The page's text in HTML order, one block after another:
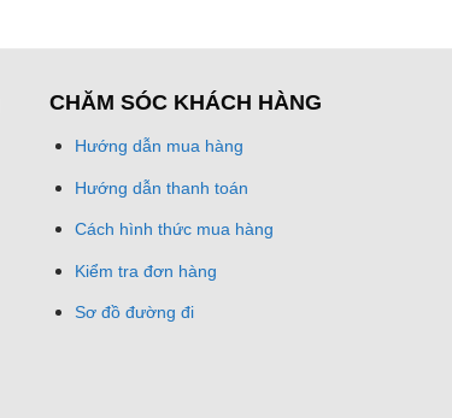
CHĂM SÓC KHÁCH HÀNG
Hướng dẫn mua hàng
Hướng dẫn thanh toán
Cách hình thức mua hàng
Kiểm tra đơn hàng
Sơ đồ đường đi